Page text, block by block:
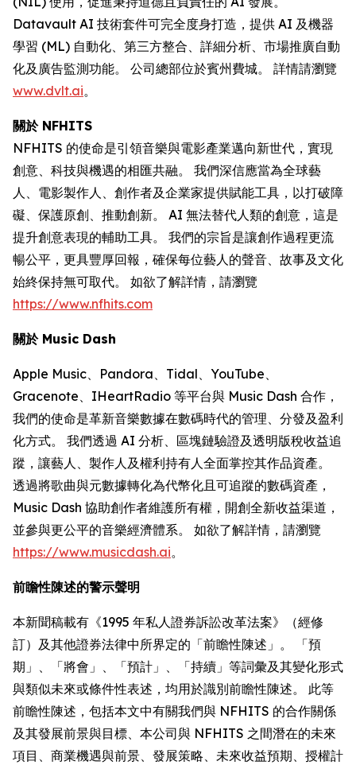
Datavault AI 技術套件可完全度身打造，提供 AI 及機器
學習 (ML) 自動化、第三方整合、詳細分析、市場推廣自動
化及廣告監測功能。 公司總部位於賓州費城。 詳情請瀏覽
www.dvlt.ai。
關於 NFHITS
NFHITS 的使命是引領音樂與電影產業邁向新世代，實現
創意、科技與機遇的相匯共融。 我們深信應當為全球藝
人、電影製作人、創作者及企業家提供賦能工具，以打破障
礙、保護原創、推動創新。 AI 無法替代人類的創意，這是
提升創意表現的輔助工具。 我們的宗旨是讓創作過程更流
暢公平，更具豐厚回報，確保每位藝人的聲音、故事及文化
始終保持無可取代。 如欲了解詳情，請瀏覽
https://www.nfhits.com
關於 Music Dash
Apple Music、Pandora、Tidal、YouTube、
Gracenote、IHeartRadio 等平台與 Music Dash 合作，
我們的使命是革新音樂數據在數碼時代的管理、分發及盈利
化方式。 我們透過 AI 分析、區塊鏈驗證及透明版稅收益追
蹤，讓藝人、製作人及權利持有人全面掌控其作品資產。
透過將歌曲與元數據轉化為代幣化且可追蹤的數碼資產，
Music Dash 協助創作者維護所有權，開創全新收益渠道，
並參與更公平的音樂經濟體系。 如欲了解詳情，請瀏覽
https://www.musicdash.ai。
前瞻性陳述的警示聲明
本新聞稿載有《1995 年私人證券訴訟改革法案》（經修
訂）及其他證券法律中所界定的「前瞻性陳述」。 「預
期」、「將會」、「預計」、「持續」等詞彙及其變化形式
與類似未來或條件性表述，均用於識別前瞻性陳述。 此等
前瞻性陳述，包括本文中有關我們與 NFHITS 的合作關係
及其發展前景與目標、本公司與 NFHITS 之間潛在的未來
項目、商業機遇與前景、發展策略、未來收益預期、授權計